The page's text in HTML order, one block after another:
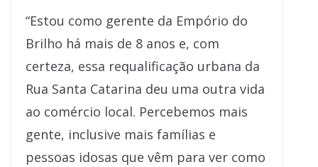
“Estou como gerente da Empório do
Brilho há mais de 8 anos e, com
certeza, essa requalificação urbana da
Rua Santa Catarina deu uma outra vida
ao comércio local. Percebemos mais
gente, inclusive mais famílias e
pessoas idosas que vêm para ver como